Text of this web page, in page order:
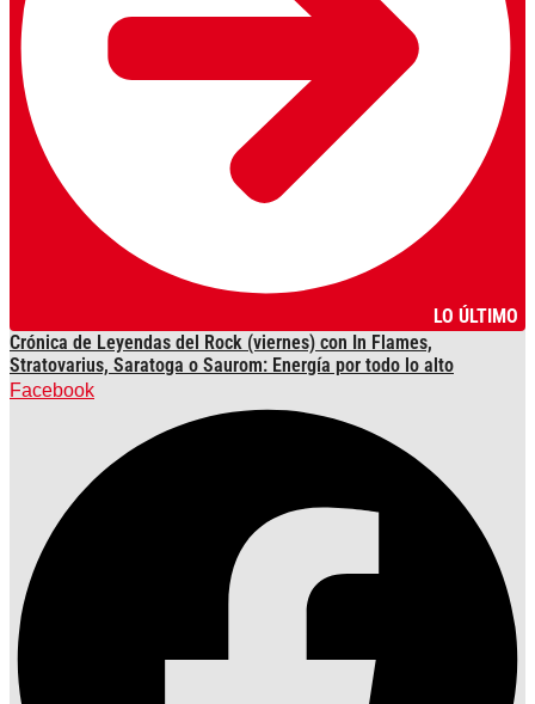
LO ÚLTIMO
Crónica de Leyendas del Rock (viernes) con In Flames,
Stratovarius, Saratoga o Saurom: Energía por todo lo alto
Facebook